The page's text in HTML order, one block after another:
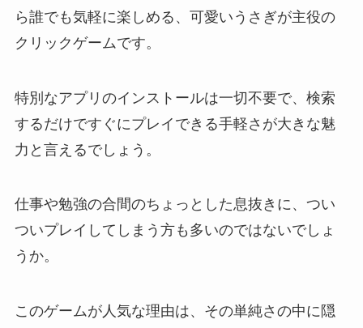
ら誰でも気軽に楽しめる、可愛いうさぎが主役の
クリックゲームです。
特別なアプリのインストールは一切不要で、検索
するだけですぐにプレイできる手軽さが大きな魅
力と言えるでしょう。
仕事や勉強の合間のちょっとした息抜きに、つい
ついプレイしてしまう方も多いのではないでしょ
うか。
このゲームが人気な理由は、その単純さの中に隠